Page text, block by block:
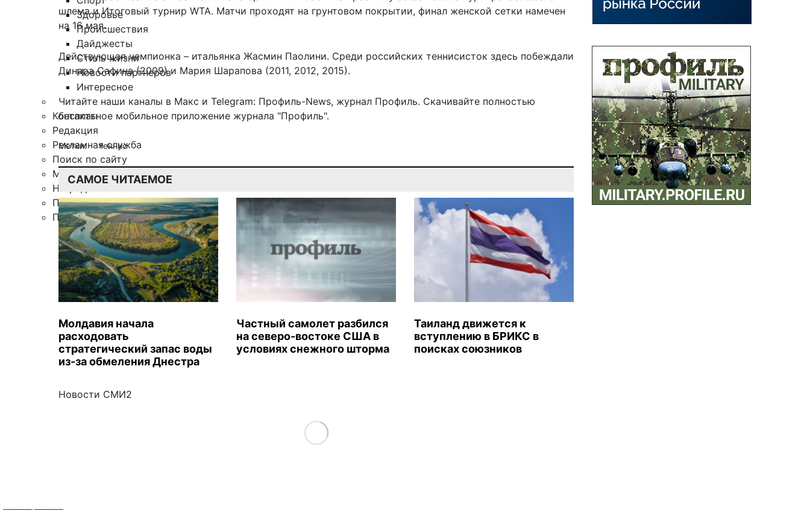
Здоровье
Происшествия
Дайджесты
Стиль жизни
Новости партнеров
Интересное
Контакты
Редакция
Рекламная служба
Поиск по сайту
Мобильное приложение
Награды
Правила цитирования
Подписка
шлема и Итоговый турнир WTA. Матчи проходят на грунтовом покрытии, финал женской сетки намечен
на 16 мая.
Действующая чемпионка – итальянка Жасмин Паолини. Среди российских теннисисток здесь побеждали
Динара Сафина (2009) и Мария Шарапова (2011, 2012, 2015).
Читайте наши каналы в Макс и Telegram: Профиль-News, журнал Профиль. Скачивайте полностью
бесплатное мобильное приложение журнала "Профиль".
Метки: теннис
САМОЕ ЧИТАЕМОЕ
Молдавия начала
расходовать
стратегический запас воды
из-за обмеления Днестра
Частный самолет разбился
на северо-востоке США в
условиях снежного шторма
Таиланд движется к
вступлению в БРИКС в
поисках союзников
Новости СМИ2
Load More